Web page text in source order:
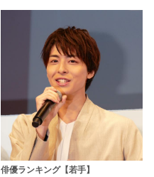
俳優ランキング【若手】